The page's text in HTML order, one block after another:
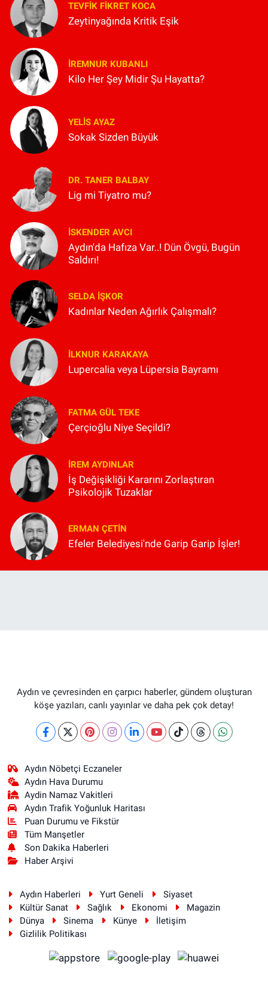
TEVFIK FIKRET KOCA
Zeytinyağında Kritik Eşik
İREMNUR KUBANLI
Kilo Her Şey Midir Şu Hayatta?
YELIS AYAZ
Sokak Sizden Büyük
DR. TANER BALBAY
Lig mi Tiyatro mu?
İSKENDER AVCI
Aydın'da Hafıza Var..! Dün Övgü, Bugün
Saldırı!
SELDA İŞKOR
Kadınlar Neden Ağırlık Çalışmalı?
İLKNUR KARAKAYA
Lupercalia veya Lüpersia Bayramı
FATMA GÜL TEKE
Çerçioğlu Niye Seçildi?
İREM AYDINLAR
İş Değişikliği Kararını Zorlaştıran
Psikolojik Tuzaklar
ERMAN ÇETIN
Efeler Belediyesi'nde Garip Garip İşler!
Aydın ve çevresinden en çarpıcı haberler, gündem oluşturan
köşe yazıları, canlı yayınlar ve daha pek çok detay!
Aydın Nöbetçi Eczaneler
Aydın Hava Durumu
Aydin Namaz Vakitleri
Aydın Trafik Yoğunluk Haritası
Puan Durumu ve Fikstür
Tüm Manşetler
Son Dakika Haberleri
Haber Arşivi
Aydın Haberleri Yurt Geneli
Siyaset
Kültür Sanat
Sağlık Ekonomi
Magazin
Dünya
Sinema Künye
İletişim
Gizlilik Politikası